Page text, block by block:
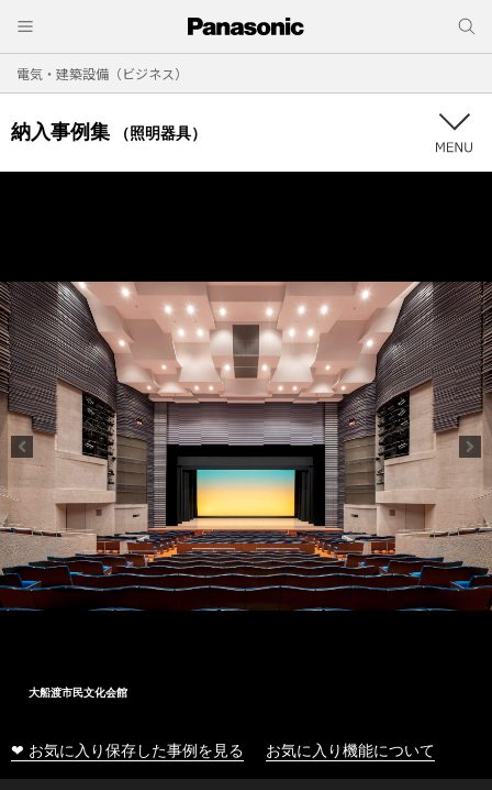
電気・建築設備（ビジネス）
納入事例集 （照明器具）
大船渡市民文化会館
❤ お気に入り保存した事例を見る お気に入り機能について